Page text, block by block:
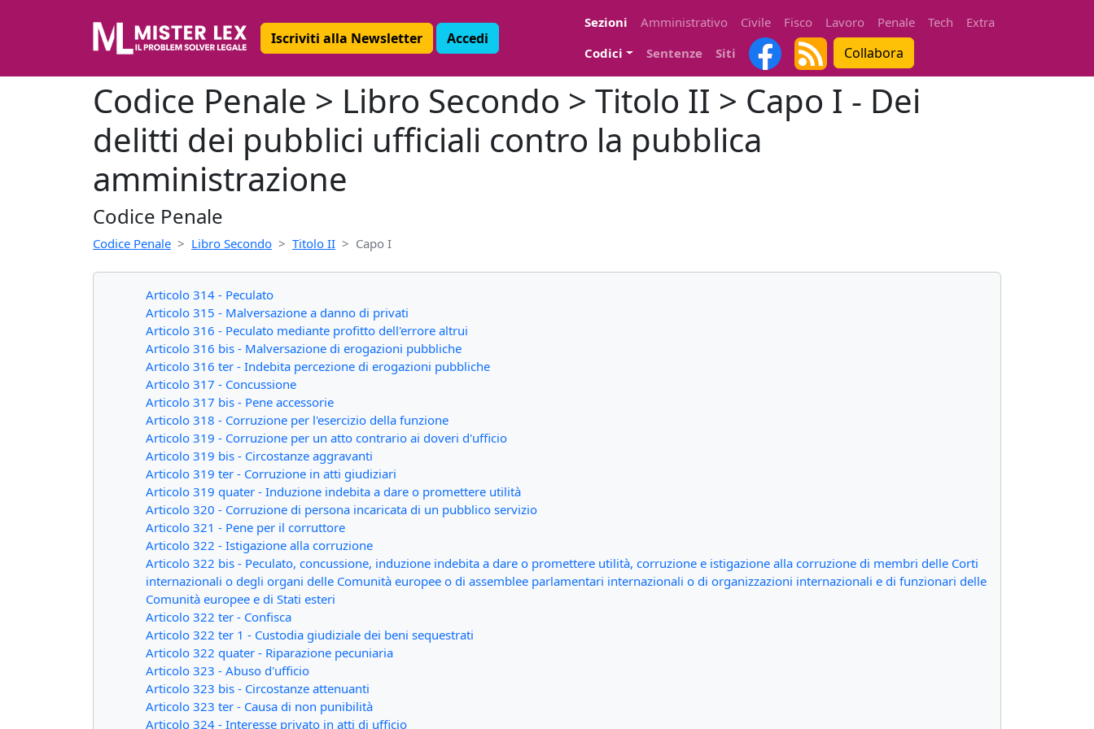
Iscriviti alla Newsletter Accedi
Sezioni Amministrativo Civile Fisco Lavoro Penale Tech
Extra
Codici
Sentenze Siti Collabora
Codice Penale > Libro Secondo > Titolo II > Capo I - Dei
delitti dei pubblici ufficiali contro la pubblica
amministrazione
Codice Penale
Codice Penale Libro Secondo Titolo II Capo I
Articolo 314 - Peculato
Articolo 315 - Malversazione a danno di privati
Articolo 316 - Peculato mediante profitto dell'errore altrui
Articolo 316 bis - Malversazione di erogazioni pubbliche
Articolo 316 ter - Indebita percezione di erogazioni pubbliche
Articolo 317 - Concussione
Articolo 317 bis - Pene accessorie
Articolo 318 - Corruzione per l'esercizio della funzione
Articolo 319 - Corruzione per un atto contrario ai doveri d'ufficio
Articolo 319 bis - Circostanze aggravanti
Articolo 319 ter - Corruzione in atti giudiziari
Articolo 319 quater - Induzione indebita a dare o promettere utilità
Articolo 320 - Corruzione di persona incaricata di un pubblico servizio
Articolo 321 - Pene per il corruttore
Articolo 322 - Istigazione alla corruzione
Articolo 322 bis - Peculato, concussione, induzione indebita a dare o promettere utilità, corruzione e istigazione alla corruzione di membri delle Corti
internazionali o degli organi delle Comunità europee o di assemblee parlamentari internazionali o di organizzazioni internazionali e di funzionari delle
Comunità europee e di Stati esteri
Articolo 322 ter - Confisca
Articolo 322 ter 1 - Custodia giudiziale dei beni sequestrati
Articolo 322 quater - Riparazione pecuniaria
Articolo 323 - Abuso d'ufficio
Articolo 323 bis - Circostanze attenuanti
Articolo 323 ter - Causa di non punibilità
Articolo 324 - Interesse privato in atti di ufficio